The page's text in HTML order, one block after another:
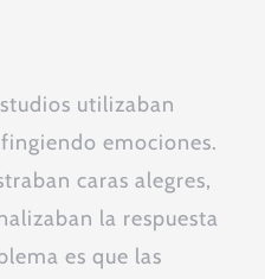
utilizaban
emociones.
caras alegres,
la respuesta
es que las